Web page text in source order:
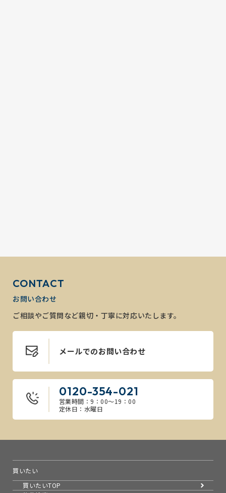
CONTACT
お問い合わせ
ご相談やご質問など親切・丁寧に対応いたします。
メールでのお問い合わせ
0120-354-021
営業時間：9：00～19：00
定休日：水曜日
買いたい
買いたいTOP